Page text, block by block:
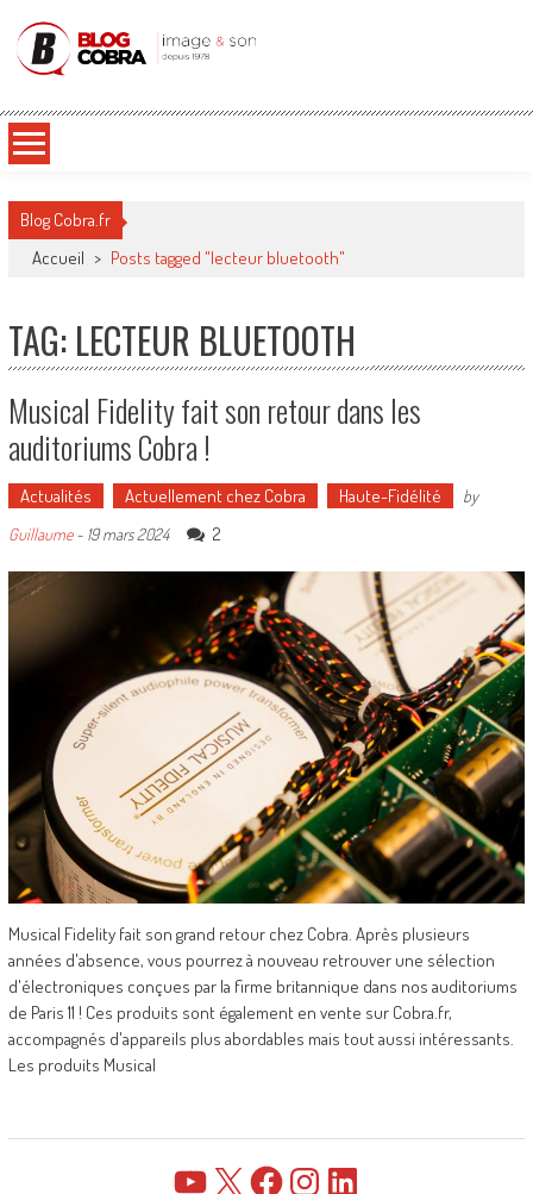
Blog Cobra
Blog Cobra.fr
Accueil > Posts tagged "lecteur bluetooth"
TAG: LECTEUR BLUETOOTH
Musical Fidelity fait son retour dans les
auditoriums Cobra !
Actualités Actuellement chez Cobra Haute-Fidélité
by
Guillaume- 19 mars 2024 2
Musical Fidelity fait son grand retour chez Cobra. Après plusieurs
années d'absence, vous pourrez à nouveau retrouver une sélection
d'électroniques conçues par la firme britannique dans nos auditoriums
de Paris 11 ! Ces produits sont également en vente sur Cobra.fr,
accompagnés d'appareils plus abordables mais tout aussi intéressants.
Les produits Musical
YouTube FacebookInstagramLinkedIn